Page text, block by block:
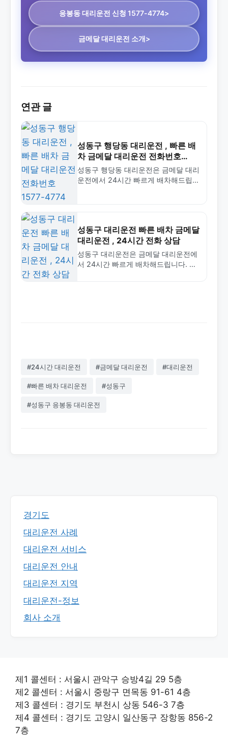
응봉동 대리운전 신청 1577-4774>
금메달 대리운전 소개>
연관 글
성동구 행당동 대리운전 , 빠른 배
차 금메달 대리운전 전화번호
1577-4774
성동구 행당동 대리운전은 금메달 대리
운전에서 24시간 빠르게 배차해드립니
성동구 대리운전 빠른 배차 금메달
대리운전 , 24시간 전화 상담
성동구 대리운전은 금메달 대리운전에
서 24시간 빠르게 배차해드립니다. 합
#24시간 대리운전 #금메달 대리운전 #대리운전
#빠른 배차 대리운전 #성동구
#성동구 응봉동 대리운전
경기도
대리운전 사례
대리운전 서비스
대리운전 안내
대리운전 지역
대리운전-정보
회사 소개
제1 콜센터 : 서울시 관악구 승방4길 29 5층
제2 콜센터 : 서울시 중랑구 면목동 91-61 4층
제3 콜센터 : 경기도 부천시 상동 546-3 7층
제4 콜센터 : 경기도 고양시 일산동구 장항동 856-2
7층